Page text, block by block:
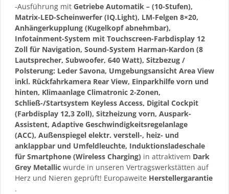
-Ausführung mit Getriebe Automatik – (10-Stufen),
Matrix-LED-Scheinwerfer (IQ.Light), LM-Felgen 8×20,
Anhängerkupplung (Kugelkopf abnehmbar),
Infotainment-System mit Touchscreen-Farbdisplay 12
Zoll für Navigation, Sound-System Harman-Kardon (8
Lautsprecher, Subwoofer, 640 Watt), Sitzbezug /
Polsterung: Leder Savona, Umgebungsansicht Area View
inkl. Rückfahrkamera Rear View, Einparkhilfe vorn und
hinten, Klimaanlage Climatronic 2-Zonen,
Schließ-/Startsystem Keyless Access, Digital Cockpit
(Farbdisplay 12,3 Zoll), Sitzheizung vorn, Auspark-
Assistent, Adaptive Geschwindigkeitsregelanlage
(ACC), Außenspiegel elektr. verstell-, heiz- und
anklappbar und Umfeldleuchte, Induktionsladeschale
für Smartphone (Wireless Charging) in attraktivem Dark
Grey Metallic wurde in unseren Vertragswerkstätten auf
Herz und Nieren geprüft! Europaweite Herstellergarantie
.